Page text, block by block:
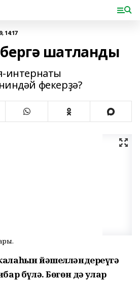
14:17
бергә шатланды
интернаты
фекерҙә?
йәшелләндереүгә
бүлә. Бөгөн дә улар